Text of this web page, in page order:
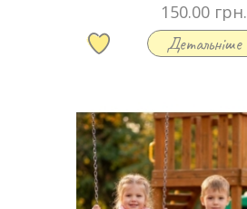
150.00 грн.
Детальніше